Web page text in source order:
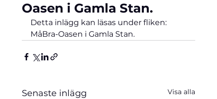
Oasen i Gamla Stan.
Detta inlägg kan läsas under fliken:
MåBra-Oasen i Gamla Stan.
Senaste inlägg Visa alla